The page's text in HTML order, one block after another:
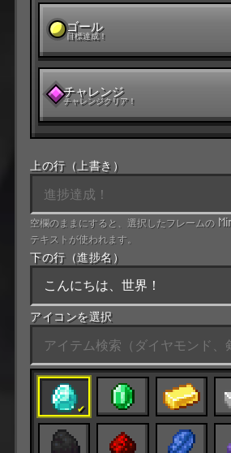
ゴール
目標達成！
チャレンジ
チャレンジクリア！
上の行（上書き）
空欄のままにすると、選択したフレームの
テキストが使われます。
下の行（進捗名）
アイコンを選択
✔